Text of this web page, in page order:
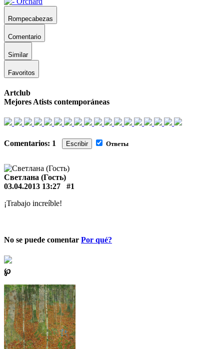
Rompecabezas
Comentario
Similar
Favoritos
Artclub
Mejores Atists contemporáneas
Comentarios: 1 Escribir Ответы
Светлана (Гость)
03.04.2013 13:27
#1
¡Trabajo increíble!
No se puede comentar Por qué?
℘